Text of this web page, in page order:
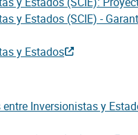
y Estados (SCIE) -
y Estados
Inversionistas y